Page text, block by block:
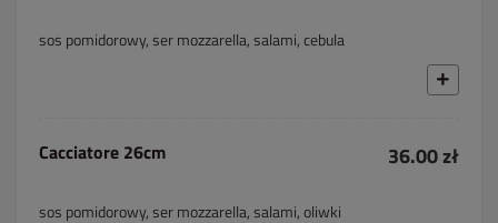
sos pomidorowy, ser mozzarella, salami, cebula
Cacciatore 26cm 36.00 zł
sos pomidorowy, ser mozzarella, salami, oliwki